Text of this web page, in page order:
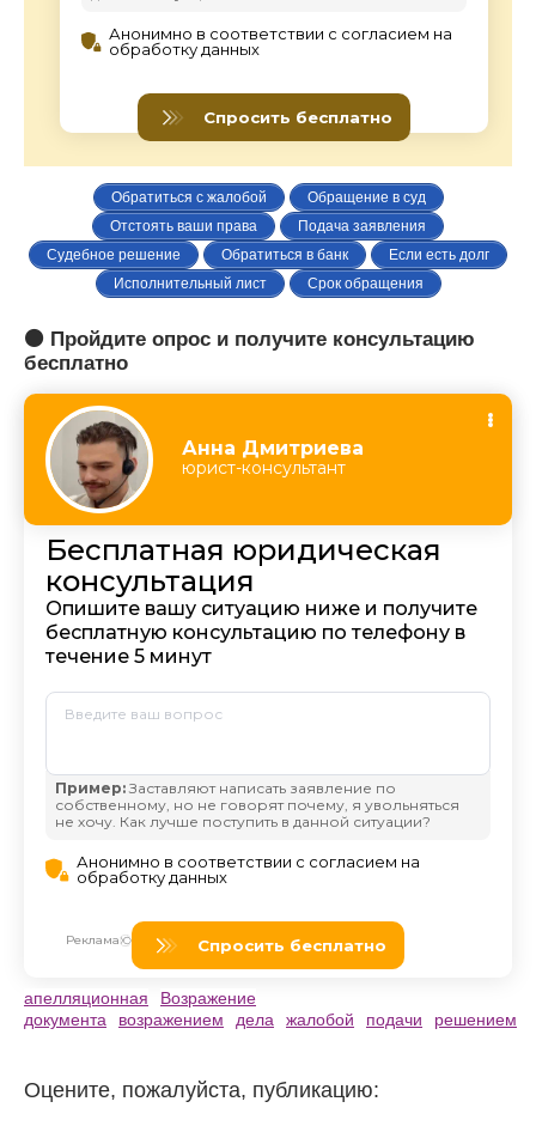
Обратиться с жалобой
Обращение в суд
Отстоять ваши права
Подача заявления
Судебное решение
Обратиться в банк
Если есть долг
Исполнительный лист
Срок обращения
🟠 Пройдите опрос и получите консультацию
бесплатно
апелляционная
Возражение
документа
возражением дела жалобой подачи решением
Оцените, пожалуйста, публикацию: